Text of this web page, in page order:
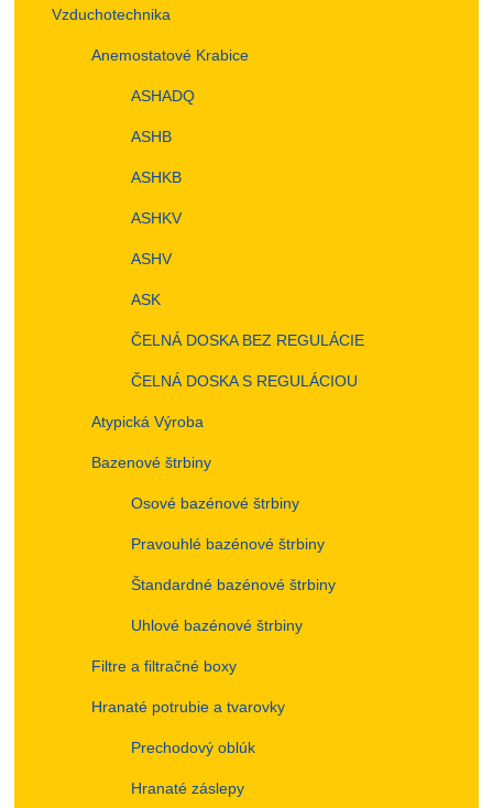
Vzduchotechnika
Anemostatové Krabice
ASHADQ
ASHB
ASHKB
ASHKV
ASHV
ASK
ČELNÁ DOSKA BEZ REGULÁCIE
ČELNÁ DOSKA S REGULÁCIOU
Atypická Výroba
Bazenové štrbiny
Osové bazénové štrbiny
Pravouhlé bazénové štrbiny
Štandardné bazénové štrbiny
Uhlové bazénové štrbiny
Filtre a filtračné boxy
Hranaté potrubie a tvarovky
Prechodový oblúk
Hranaté záslepy